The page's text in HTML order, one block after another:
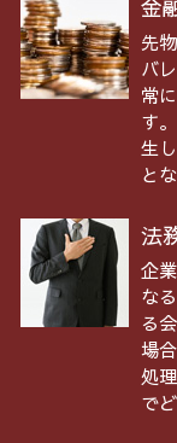
金
先
バ
常
す
生
と
法
企
な
る
場
処
で